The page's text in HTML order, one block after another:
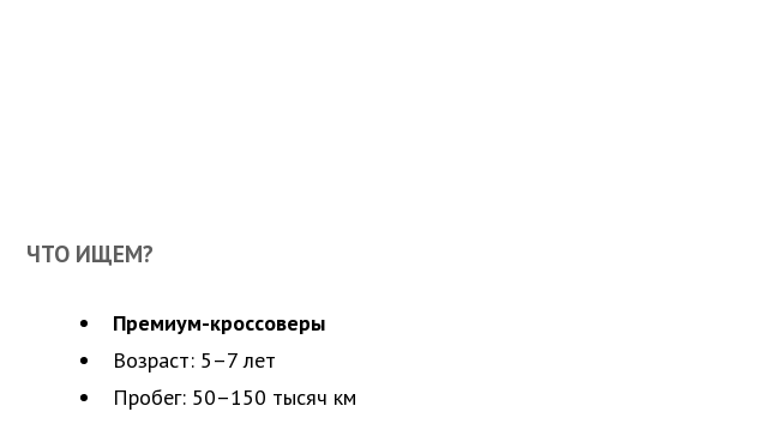
ЧТО ИЩЕМ?
Премиум-кроссоверы
Возраст: 5–7 лет
Пробег: 50–150 тысяч км